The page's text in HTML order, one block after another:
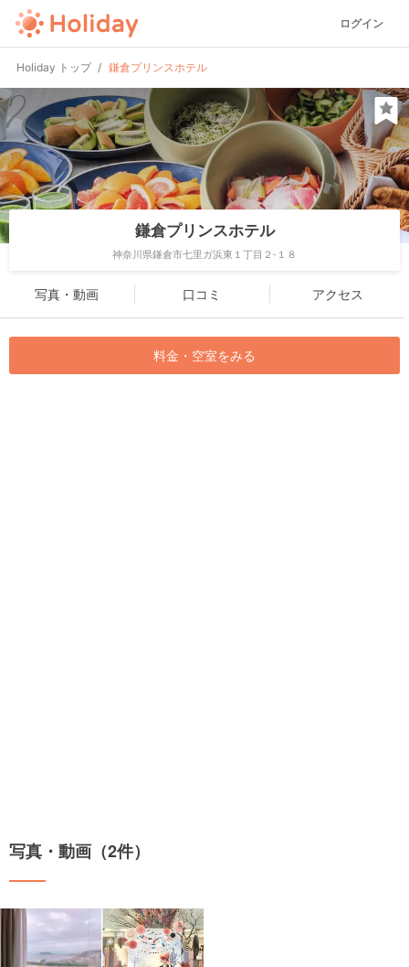
ログイン
Holiday トップ 鎌倉プリンスホテル
鎌倉プリンスホテル
神奈川県鎌倉市七里ガ浜東１丁目２-１８
写真・動画 口コミ アクセス
料金・空室をみる
写真・動画（2件）